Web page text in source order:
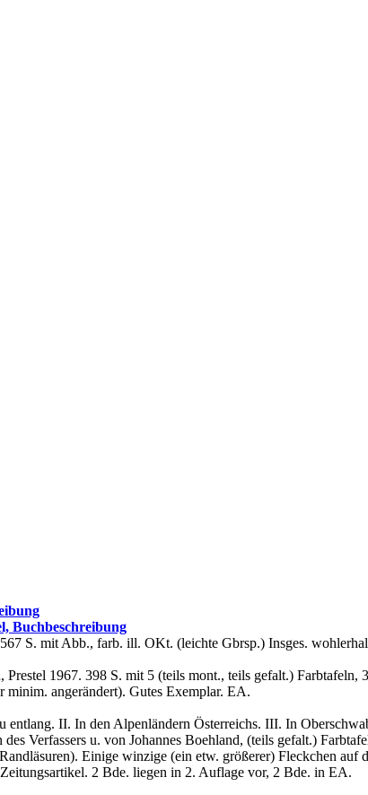
Buchbeschreibung
S. mit Abb., farb. ill. OKt. (leichte Gbrsp.) Insges.
1967. 398 S. mit 5 (teils mont., teils gefalt.) Farbtafeln,
angerändert). Gutes Exemplar. EA.
II. In den Alpenländern Österreichs. III. In
Verfassers u. von Johannes Boehland, (teils gefalt.)
Einige winzige (ein etw. größerer) Fleckchen auf
2 Bde. liegen in 2. Auflage vor, 2 Bde. in EA.